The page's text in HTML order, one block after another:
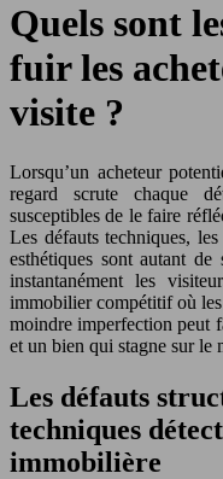
Quels sont
fuir les
visite ?
Lorsqu’un acheteur
regard scrute chaque
susceptibles de le faire
Les défauts techniques,
esthétiques sont autant
instantanément les
immobilier compétitif où les
moindre imperfection peut
et un bien qui stagne sur le
Les défauts
techniques
immobilière